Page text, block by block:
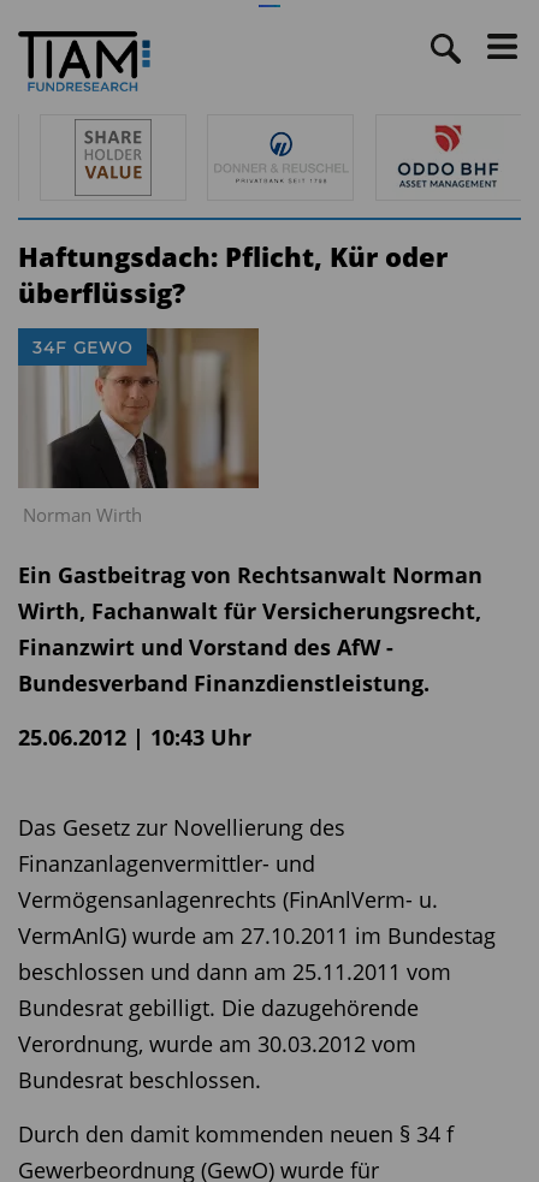
Haftungsdach: Pflicht, Kür oder
überflüssig?
Norman Wirth
34F GEWO
Ein Gastbeitrag von Rechtsanwalt Norman
Wirth, Fachanwalt für Versicherungsrecht,
Finanzwirt und Vorstand des AfW -
Bundesverband Finanzdienstleistung.
25.06.2012 | 10:43 Uhr
Das Gesetz zur Novellierung des
Finanzanlagenvermittler- und
Vermögensanlagenrechts (FinAnlVerm- u.
VermAnlG) wurde am 27.10.2011 im Bundestag
beschlossen und dann am 25.11.2011 vom
Bundesrat gebilligt. Die dazugehörende
Verordnung, wurde am 30.03.2012 vom
Bundesrat beschlossen.
Durch den damit kommenden neuen § 34 f
Gewerbeordnung (GewO) wurde für